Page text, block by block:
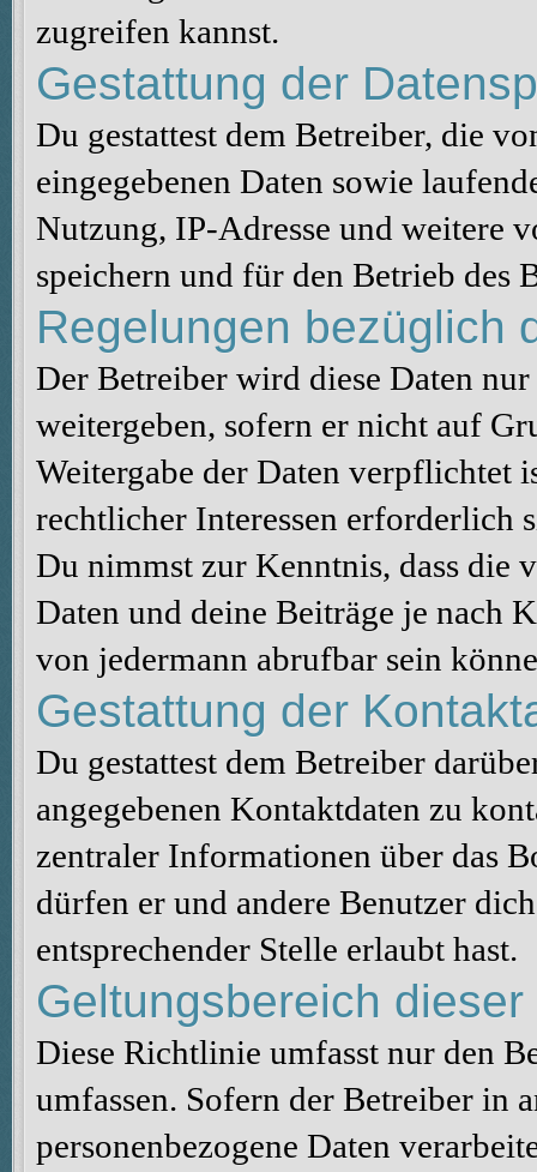
zugreifen kannst.
Gestattung der
Du gestattest dem Betreiber, die
eingegebenen Daten sowie
Nutzung, IP-Adresse und weitere
speichern und für den Betrieb des
Regelungen bezüglich
Der Betreiber wird diese Daten
weitergeben, sofern er nicht auf
Weitergabe der Daten verpflichtet
rechtlicher Interessen erforderlich
Du nimmst zur Kenntnis, dass die
Daten und deine Beiträge je nach
von jedermann abrufbar sein
Gestattung der
Du gestattest dem Betreiber
angegebenen Kontaktdaten zu
zentraler Informationen über das
dürfen er und andere Benutzer
entsprechender Stelle erlaubt hast.
Geltungsbereich
Diese Richtlinie umfasst nur den
umfassen. Sofern der Betreiber in
personenbezogene Daten